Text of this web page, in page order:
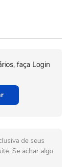
faça Login
de seus
Se achar algo